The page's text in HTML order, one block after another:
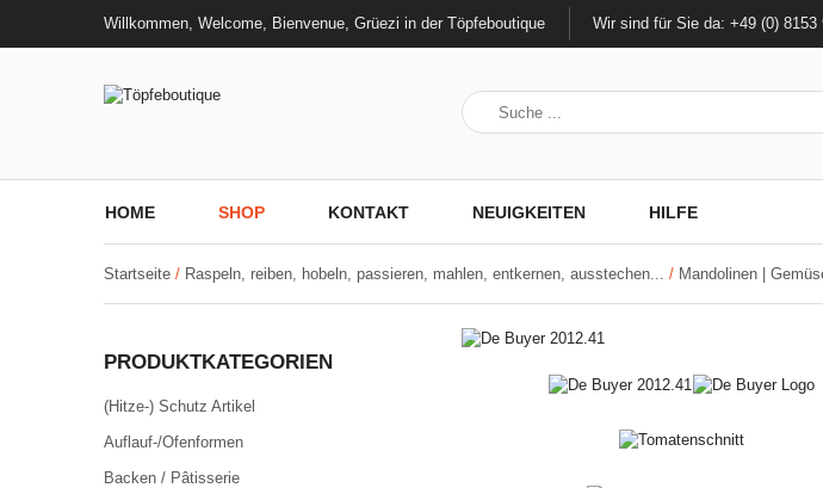
Willkommen, Welcome, Bienvenue, Grüezi in der Töpfeboutique Wir sind für Sie da: +49 (0) 8153
HOME SHOP KONTAKT NEUIGKEITEN HILFE
Startseite / Raspeln, reiben, hobeln, passieren, mahlen, entkernen, ausstechen... / Mandolinen |
PRODUKTKATEGORIEN
(Hitze-) Schutz Artikel
Auflauf-/Ofenformen
Backen / Pâtisserie